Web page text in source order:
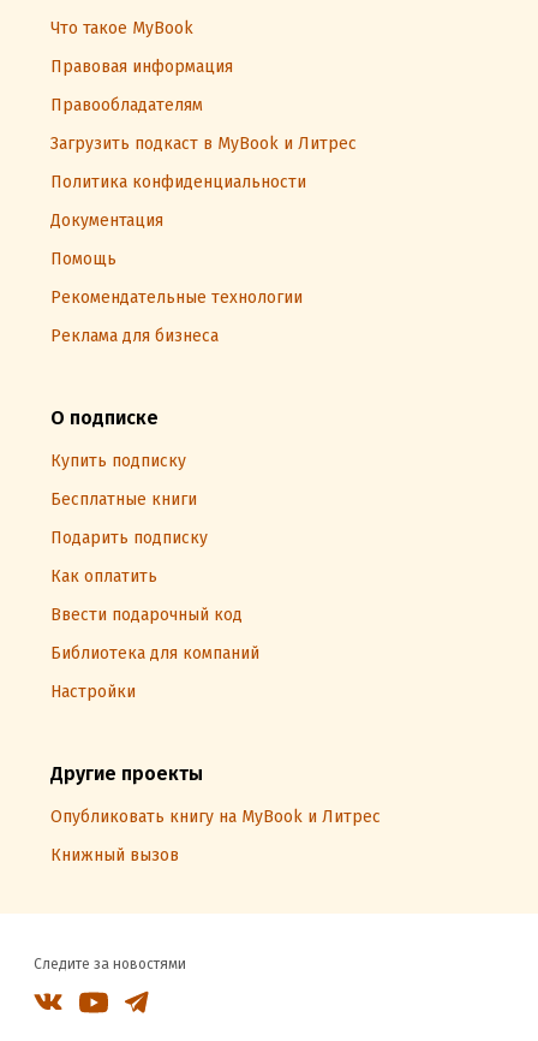
Что такое MyBook
Правовая информация
Правообладателям
Загрузить подкаст в MyBook и Литрес
Политика конфиденциальности
Документация
Помощь
Рекомендательные технологии
Реклама для бизнеса
О подписке
Купить подписку
Бесплатные книги
Подарить подписку
Как оплатить
Ввести подарочный код
Библиотека для компаний
Настройки
Другие проекты
Опубликовать книгу на MyBook и Литрес
Книжный вызов
Следите за новостями